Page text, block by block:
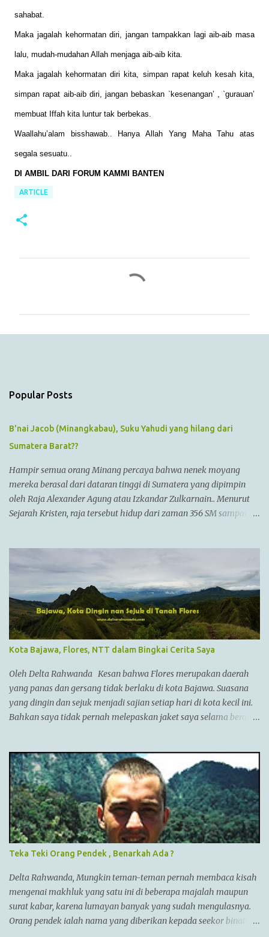
sahabat.
Maka jagalah kehormatan diri, jangan tampakkan lagi aib-aib masa
lalu, mudah-mudahan Allah menjaga aib-aib kita.
Maka jagalah kehormatan diri kita, simpan rapat keluh kesah kita,
simpan rapat aib-aib diri, jangan bebaskan `kesenangan’ , `gurauan’
membuat Iffah kita luntur tak berbekas.
Waallahu’alam bisshawab.. Hanya Allah Yang Maha Tahu atas
segala sesuatu..
DI AMBIL DARI FORUM KAMMI BANTEN
ARTICLE
s
Popular Posts
B'nai Jacob (Minangkabau), Suku Yahudi yang hilang dari
Sumatera Barat??
Hampir semua orang Minang percaya bahwa nenek moyang
mereka berasal dari dataran tinggi di Sumatera yang dipimpin
oleh Raja Alexander Agung atau Izkandar Zulkarnain.. Menurut
Sejarah Kristen, raja tersebut hidup dari zaman 356 SM sampai
setiap pertempuran. Di zamannya, dia sudah menguasai
kebanyakan daerah yang sudah dikenal. Ayahnya adalah Philip II
yang menyatukan kebanyakan kota2 di dataran utama Yunani
dalam kepemerintahan Macedonian dalam sebuah Negara
federasi yang disebut Persatuan Corinth (League of Corinth) Raja
Alexander menguasai daerah2 termasuk
Anatolia,Syria,Phoenicia,Judea,Gaza,Mesir Bactria,Mesopotamia
(Irak),dan dia memperluas batas2 imperiumnya sejauh
Punjab,India. Menurut AlQuran, Zulkarnain juga sempat
mengunjungi China dan membantu membangun Tembok Besar
China Alexander menyatukan ban...
Kota Bajawa, Flores, NTT dalam Bingkai Cerita Saya
Oleh Delta Rahwanda Kesan bahwa Flores merupakan daerah
yang panas dan gersang tidak berlaku di kota Bajawa. Suasana
yang dingin dan sejuk menjadi sajian setiap hari di kota kecil ini.
Bahkan saya tidak pernah melepaskan jaket saya selama berada
seperti Ruteng, Maumere, Ende dan lainnya. Kota yang terletak
di antara bukit-bukit dan gunung Enerie menjadikannya sejuk
layaknya kota Bandung di Jawa barat. Menuju kota ini juga
tergolong sangat mudah. Jika kita berada di Labuan Bajo, kita
bisa menuju Bajawa dengan pesawat langsung jenis ATR. Jika via
darat, kita bisa menuju Bajawa dengan travel ataupun bis namun
memakan waktu cukup lama sekitar 14 jam perjalanan. Nama
Bajawa sendiri berasal dari kata Bhajawa yang merupakan
sebuah kampung terbesar dari tujuh kampung yang ada di sisi
barat kota Bajawa. Tujuh kampung yang disebut “Nua Limazua”
...
Teka Teki Orang Pendek , Benarkah Ada ?
Delta Rahwanda, Mungkin teman-teman pernah membaca kisah
mengenai makhluk yang satu ini di beberapa majalah maupun
surat kabar, karena lumayan banyak yang sudah mengulasnya.
Orang pendek ialah nama yang diberikan kepada seekor binatang